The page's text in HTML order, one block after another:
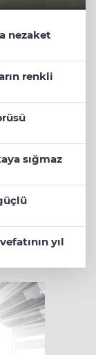
nezaket
renkli
sığmaz
yıl